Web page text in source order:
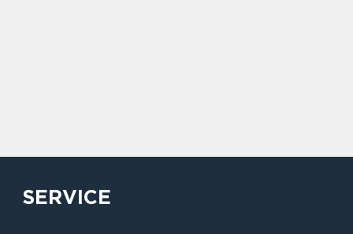
SERVICE